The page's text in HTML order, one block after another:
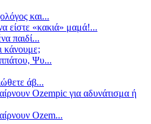
και...
είστε «κακιά» μαμά!...
παιδί...
κάνουμε;
Ψυ...
άβ...
Ozempic για αδυνάτισμα ή
Ozem...